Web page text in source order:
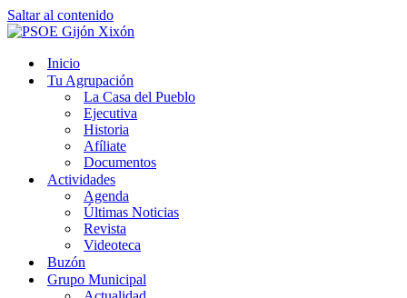
Saltar al contenido
Inicio
Tu Agrupación
La Casa del Pueblo
Ejecutiva
Historia
Afíliate
Documentos
Actividades
Agenda
Últimas Noticias
Revista
Videoteca
Buzón
Grupo Municipal